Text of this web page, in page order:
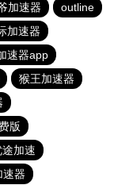
加速器
outline
加速器
速器app
猴王加速器
版
途加速
速器